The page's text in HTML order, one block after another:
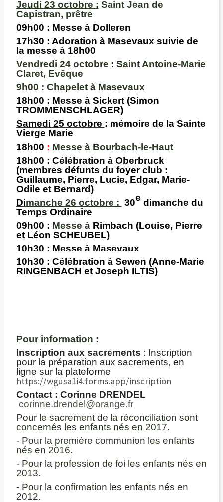
Jeudi 23 octobre : Saint Jean de
Capistran, prêtre
09h00 : Messe à Dolleren
17h30 : Adoration à Masevaux suivie de
la messe à 18h00
Vendredi 24 octobre : Saint Antoine-Marie
Claret, Evêque
9h00 : Chapelet à Masevaux
18h00 : Messe à Sickert (Simon
TROMMENSCHLAGER)
Samedi 25 octobre : mémoire de la Sainte
Vierge Marie
18h00 : Messe à Bourbach-le-Haut
18h00 : Célébration à Oberbruck
(membres défunts du foyer club :
Guillaume, Pierre, Lucie, Edgar, Marie-
Odile et Bernard)
Dimanche 26 octobre : 30e dimanche du
Temps Ordinaire
09h00 : Messe à Rimbach (Louise, Pierre
et Léon SCHEUBEL)
10h30 : Messe à Masevaux
10h30 : Célébration à Sewen (Anne-Marie
RINGENBACH et Joseph ILTIS)
Pour information :
Inscription aux sacrements : Inscription
pour la préparation aux sacrements, en
ligne sur la plateforme
https://wgusa1i4.forms.app/inscription
Contact : Corinne DRENDEL
corinne.drendel@orange.fr
Pour le sacrement de la réconciliation sont
concernés les enfants nés en 2017.
- Pour la première communion les enfants
nés en 2016.
- Pour la profession de foi les enfants nés en
2013.
- Pour la confirmation les enfants nés en
2012.